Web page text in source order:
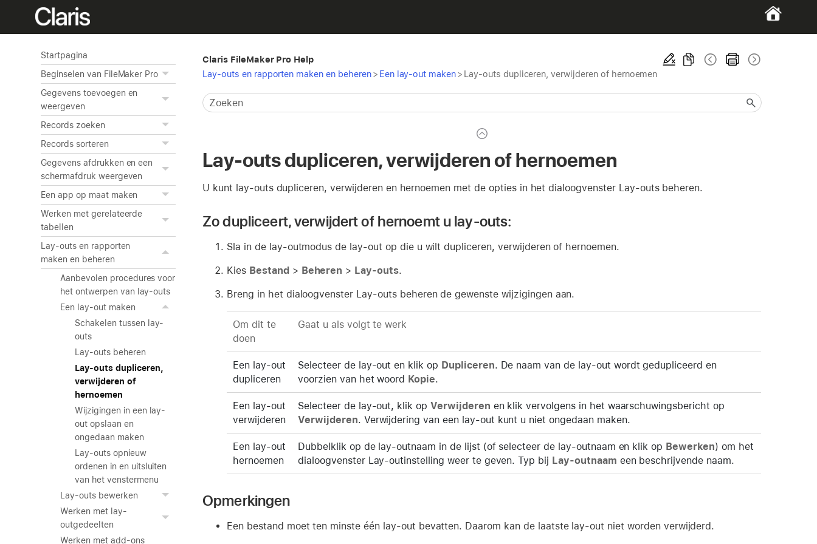
Startpagina
Beginselen van FileMaker Pro
Gegevens toevoegen en
weergeven
Records zoeken
Records sorteren
Gegevens afdrukken en een
schermafdruk weergeven
Een app op maat maken
Werken met gerelateerde
tabellen
Lay-outs en rapporten
maken en beheren
Aanbevolen procedures voor
het ontwerpen van lay-outs
Een lay-out maken
Schakelen tussen lay-
outs
Lay-outs beheren
Lay-outs dupliceren,
verwijderen of
hernoemen
Wijzigingen in een lay-
out opslaan en
ongedaan maken
Lay-outs opnieuw
ordenen in en uitsluiten
van het venstermenu
Lay-outs bewerken
Werken met lay-
outgedeelten
Werken met add-ons
Claris FileMaker Pro Help
Lay-outs en rapporten maken en beheren> Een lay-out maken> Lay-outs dupliceren, verwijderen of hernoemen
Lay-outs dupliceren, verwijderen of hernoemen
U kunt lay-outs dupliceren, verwijderen en hernoemen met de opties in het dialoogvenster Lay-outs beheren.
Zo dupliceert, verwijdert of hernoemt u lay-outs:
Sla in de lay-outmodus de lay-out op die u wilt dupliceren, verwijderen of hernoemen.
Kies Bestand> Beheren > Lay-outs.
Breng in het dialoogvenster Lay-outs beheren de gewenste wijzigingen aan.
Om dit te
doen
Gaat u als volgt te werk
Een lay-out
dupliceren
Selecteer de lay-out en klik op Dupliceren. De naam van de lay-out wordt gedupliceerd en
voorzien van het woord Kopie.
Een lay-out
verwijderen
Selecteer de lay-out, klik op Verwijderen en klik vervolgens in het waarschuwingsbericht op
Verwijderen. Verwijdering van een lay-out kunt u niet ongedaan maken.
Een lay-out
hernoemen
Dubbelklik op de lay-outnaam in de lijst (of selecteer de lay-outnaam en klik op Bewerken) om het
dialoogvenster Lay-outinstelling weer te geven. Typ bij Lay-outnaam een beschrijvende naam.
Opmerkingen
Een bestand moet ten minste één lay-out bevatten. Daarom kan de laatste lay-out niet worden verwijderd.